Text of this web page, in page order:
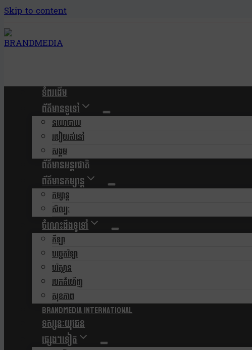
Skip to content
ទំពរដើម
ព័ត៌មានទូទៅ
នយោបាយ
របៀបរស់នៅ
សង្គម
ព័ត៌មានអន្តរជាតិ
ព័ត៌មានកម្សាន្ត
កម្សាន្ត
សិល្បៈ
ចំណេះដឹងទូទៅ
កីឡា
បច្ចេកវិទ្យា
បរិស្ថាន
របកគំហើញ
សុខភាព
Brandmedia international
ទស្សនៈយុវជន
ផ្សេងៗទៀត